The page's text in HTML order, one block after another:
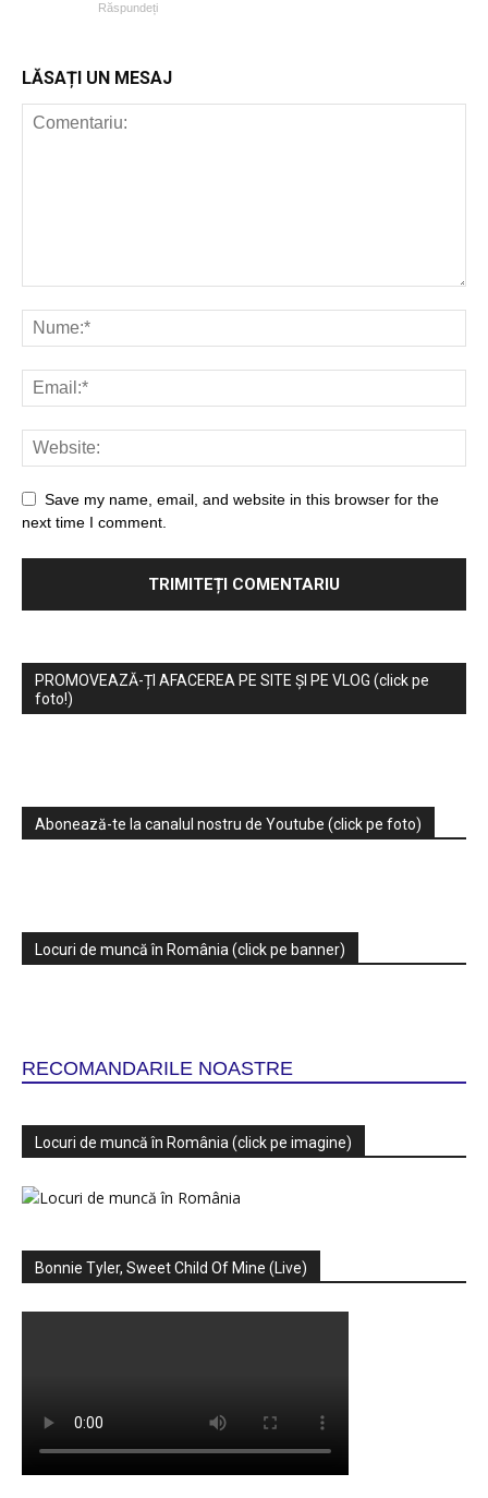
Răspundeți
LĂSAȚI UN MESAJ
Save my name, email, and website in this browser for the
next time I comment.
PROMOVEAZĂ-ȚI AFACEREA PE SITE ȘI PE VLOG (click pe
foto!)
Abonează-te la canalul nostru de Youtube (click pe foto)
Locuri de muncă în România (click pe banner)
RECOMANDARILE NOASTRE
Locuri de muncă în România (click pe imagine)
Bonnie Tyler, Sweet Child Of Mine (Live)